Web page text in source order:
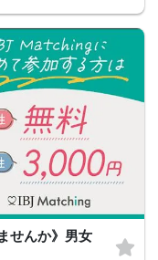
せんか》男女